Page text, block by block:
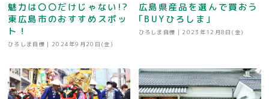
魅力は〇〇だけじゃない!?
東広島市のおすすめスポッ
ト！
ひろしま自慢 | 2024年9月20日(金)
広島県産品を選んで買おう
｢BUYひろしま｣
ひろしま自慢 | 2023年12月8日(金)